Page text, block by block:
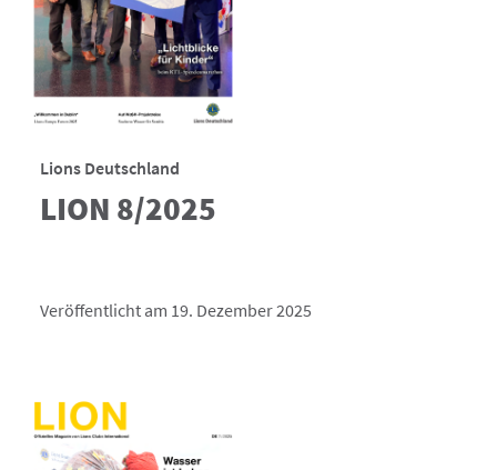
Lions Deutschland
LION 8/2025
Veröffentlicht am 19. Dezember 2025